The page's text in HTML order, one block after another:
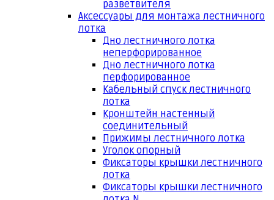
разветвителя
Аксессуары для монтажа лестничного
лотка
Дно лестничного лотка
неперфорированное
Дно лестничного лотка
перфорированное
Кабельный спуск лестничного
лотка
Кронштейн настенный
соединительный
Прижимы лестничного лотка
Уголок опорный
Фиксаторы крышки лестничного
лотка
Фиксаторы крышки лестничного